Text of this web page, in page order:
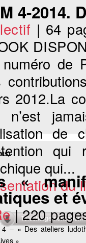
4-2014.
| 64
de
2012.La
n’est
de
qui
qui...
du
Téléchargement
«
et
|220
4 – « Des ateliers
»